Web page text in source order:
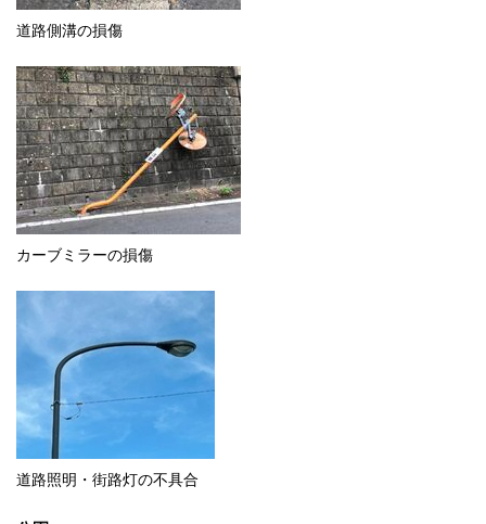
道路側溝の損傷
カーブミラーの損傷
道路照明・街路灯の不具合